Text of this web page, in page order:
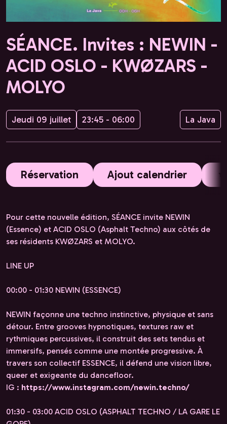
SÉANCE. Invites : NEWIN -
ACID OSLO - KWØZARS -
MOLYO
Jeudi 09 juillet 23:45 - 06:00 La Java
Réservation Ajout calendrier
Pour cette nouvelle édition, SÉANCE invite NEWIN
(Essence) et ACID OSLO (Asphalt Techno) aux côtés de
ses résidents KWØZARS et MOLYO.
LINE UP
00:00 - 01:30 NEWIN (ESSENCE)
NEWIN façonne une techno instinctive, physique et sans
détour. Entre grooves hypnotiques, textures raw et
rythmiques percussives, il construit des sets tendus et
immersifs, pensés comme une montée progressive. À
travers son collectif ESSENCE, il défend une vision libre,
queer et exigeante du dancefloor.
IG : https://www.instagram.com/newin.techno/
01:30 - 03:00 ACID OSLO (ASPHALT TECHNO / LA GARE LE